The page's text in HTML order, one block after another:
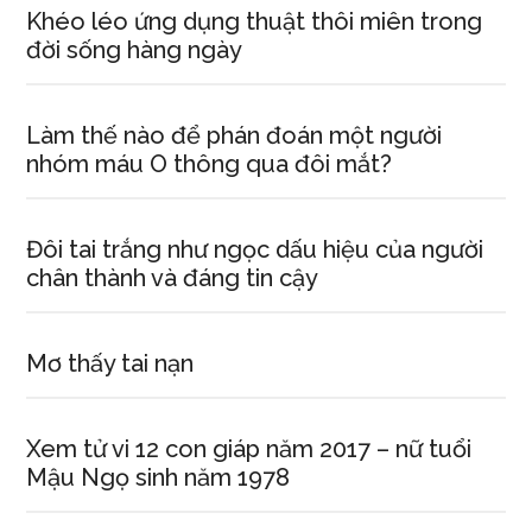
Khéo léo ứng dụng thuật thôi miên trong
đời sống hàng ngày
Làm thế nào để phán đoán một người
nhóm máu O thông qua đôi mắt?
Đôi tai trắng như ngọc dấu hiệu của người
chân thành và đáng tin cậy
Mơ thấy tai nạn
Xem tử vi 12 con giáp năm 2017 – nữ tuổi
Mậu Ngọ sinh năm 1978